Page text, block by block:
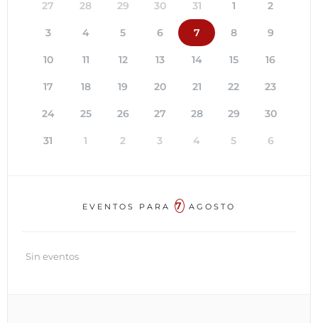
27 28 29 30 31 1 2
3 4 5 6 7 8 9
10 11 12 13 14 15 16
17 18 19 20 21 22 23
24 25 26 27 28 29 30
31 1 2 3 4 5 6
EVENTOS PARA 7 AGOSTO
Sin eventos